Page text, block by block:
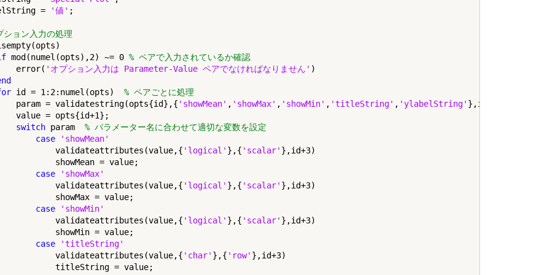
=
'値' ;
ション入力の処理
mod(numel(opts),2) ~= 0 % ペアで入力されているか確認
error(
'オプション入力は Parameter-Value ペアでなければなりません' )
id = 1:2:numel(opts) % ペアごとに処理
param = validatestring(opts{id},{
'showMean' , 'showMax' , 'showMin' , 'titleString' , 'ylabelString' },id+2);
value = opts{id+1};
switch param % パラメーター名に合わせて適切な変数を設定
case
'showMean'
validateattributes(value,{
'logical' },{ 'scalar' },id+3)
showMean = value;
case
'showMax'
validateattributes(value,{
'logical' },{ 'scalar' },id+3)
showMax = value;
case
'showMin'
validateattributes(value,{
'logical' },{ 'scalar' },id+3)
showMin = value;
case
'titleString'
validateattributes(value,{
'char' },{ 'row' },id+3)
titleString = value;